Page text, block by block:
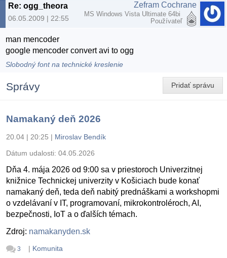
Re: ogg_theora
06.05.2009 | 22:55
Zefram Cochrane
MS Windows Vista Ultimate 64bi
Používateľ
man mencoder
google mencoder convert avi to ogg
Slobodný font na technické kreslenie
Pridať správu
Správy
Namakaný deň 2026
20.04 | 20:25 | Miroslav Bendík
Dátum udalosti: 04.05.2026
Dňa 4. mája 2026 od 9:00 sa v priestoroch Univerzitnej
knižnice Technickej univerzity v Košiciach bude konať
namakaný deň, teda deň nabitý prednáškami a workshopmi
o vzdelávaní v IT, programovaní, mikrokontroléroch, AI,
bezpečnosti, IoT a o ďalších témach.
Zdroj: namakanyden.sk
3 | Komunita